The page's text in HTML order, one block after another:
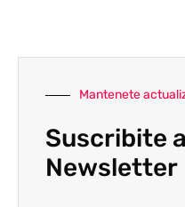
Mantenete
Suscribite
Newsletter